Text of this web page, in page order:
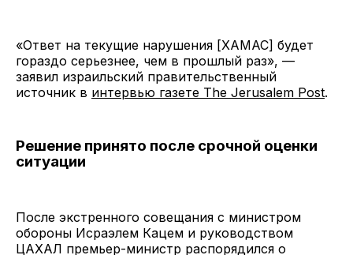
«Ответ на текущие нарушения [ХАМАС] будет
гораздо серьезнее, чем в прошлый раз», —
заявил израильский правительственный
источник в интервью газете The Jerusalem Post.
Решение принято после срочной оценки
ситуации
После экстренного совещания с министром
обороны Исраэлем Кацем и руководством
ЦАХАЛ премьер-министр распорядился о